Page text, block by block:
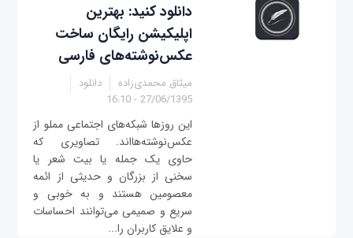
دانلود کنید: بهترین
اپلیکیشن رایگان ساخت
عکس‌نوشته‌های فارسی
میثاق محمدی‌زاده
دانلود
27/06/1395 - 16:10
این روزها شبکه‌های اجتماعی مملو از
عکس‌نوشته‌هااند. تصاویری که
حاوی یک جمله یا بیت شعر یا
سخنی از بزرگان و حدیثی از ائمه‌
معصومین هستند و به خوبی و
سریع و صمیمی می‌توانند احساسات
و علایق کاربران را...